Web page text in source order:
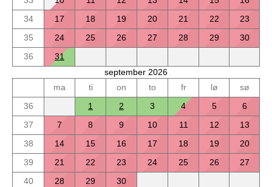
34
17 18 19 20 21 22
23
35
24 25 26 27 28 29
30
36
31
september 2026
ma
ti on to fr lø
sø
36
1 2 3 4 5
6
37
7 8 9 10 11 12
13
38
14 15 16 17 18 19
20
39
21 22 23 24 25 26
27
40
28 29
30